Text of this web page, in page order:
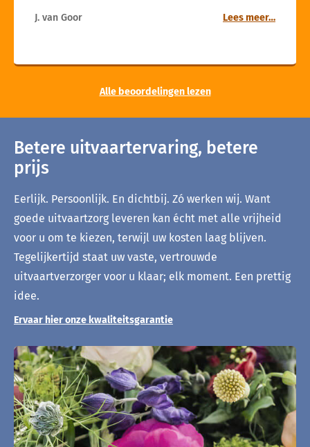
J. van Goor Lees meer…
Alle beoordelingen lezen
Betere uitvaartervaring, betere
prijs
Eerlijk. Persoonlijk. En dichtbij. Zó werken wij. Want
goede uitvaartzorg leveren kan écht met alle vrijheid
voor u om te kiezen, terwijl uw kosten laag blijven.
Tegelijkertijd staat uw vaste, vertrouwde
uitvaartverzorger voor u klaar; elk moment. Een prettig
idee.
Ervaar hier onze kwaliteitsgarantie